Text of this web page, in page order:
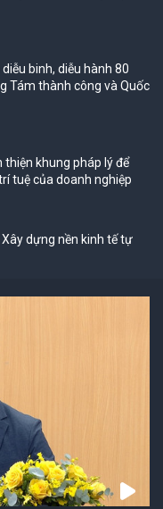
diễu binh, diễu hành 80
Tám thành công và Quốc
thiện khung pháp lý để
tuệ của doanh nghiệp
dựng nền kinh tế tự